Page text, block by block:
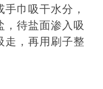
巾吸干水分，
待盐面渗入吸
走，再用刷子整